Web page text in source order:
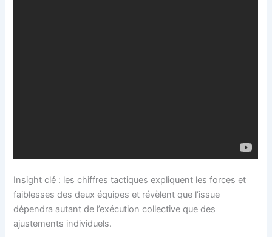
Insight clé : les chiffres tactiques expliquent les forces et
faiblesses des deux équipes et révèlent que l’issue
dépendra autant de l’exécution collective que des
ajustements individuels.